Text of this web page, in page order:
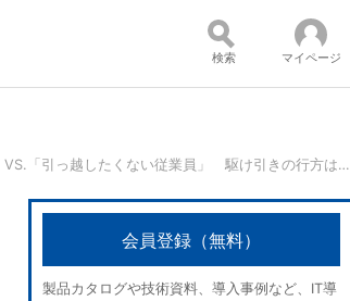
コンテンツ：
検索 マイページ
「近くに住んでほしい企業」VS.「引っ越したくない従業員」 駆け引きの行方は？
会員登録（無料）
製品カタログや技術資料、導入事例など、IT導